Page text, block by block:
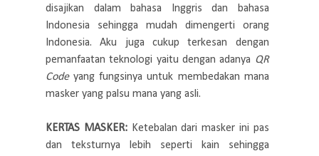
disajikan dalam bahasa Inggris dan bahasa
Indonesia sehingga mudah dimengerti orang
Indonesia. Aku juga cukup terkesan dengan
pemanfaatan teknologi yaitu dengan adanya QR
Codeyang fungsinya untuk membedakan mana
masker yang palsu mana yang asli.
KERTAS MASKER: Ketebalan dari masker ini pas
dan teksturnya lebih seperti kain sehingga